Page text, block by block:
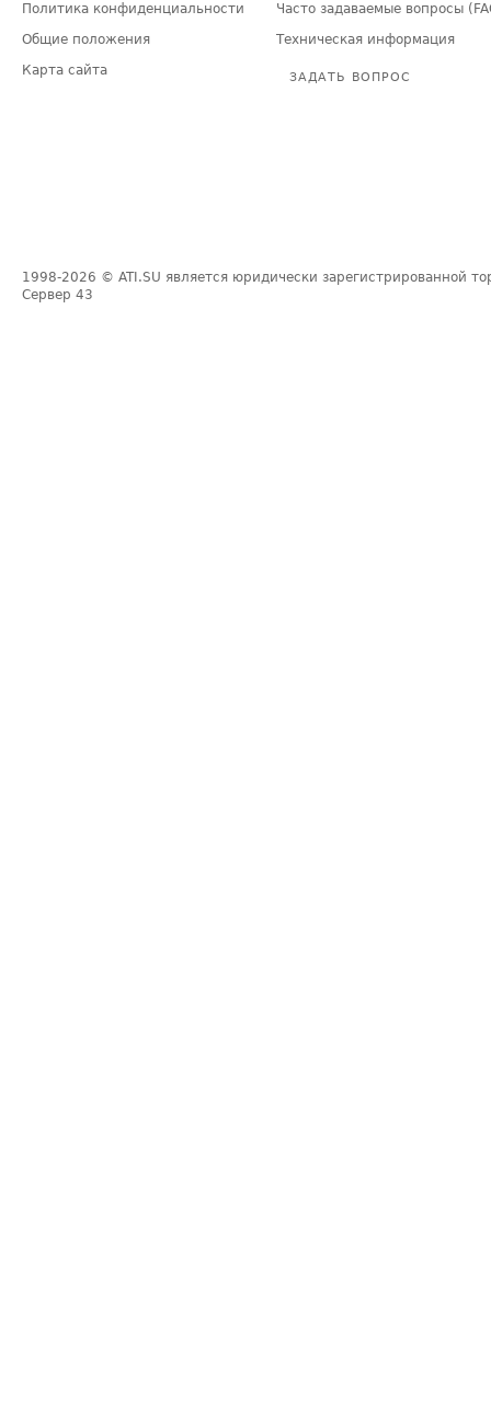
Политика конфиденциальности
Общие положения
Карта сайта
Часто задаваемые вопросы
Техническая информация
ЗАДАТЬ ВОПРОС
1998-2026 © ATI.SU является юридически зарегистрированной
Сервер 43